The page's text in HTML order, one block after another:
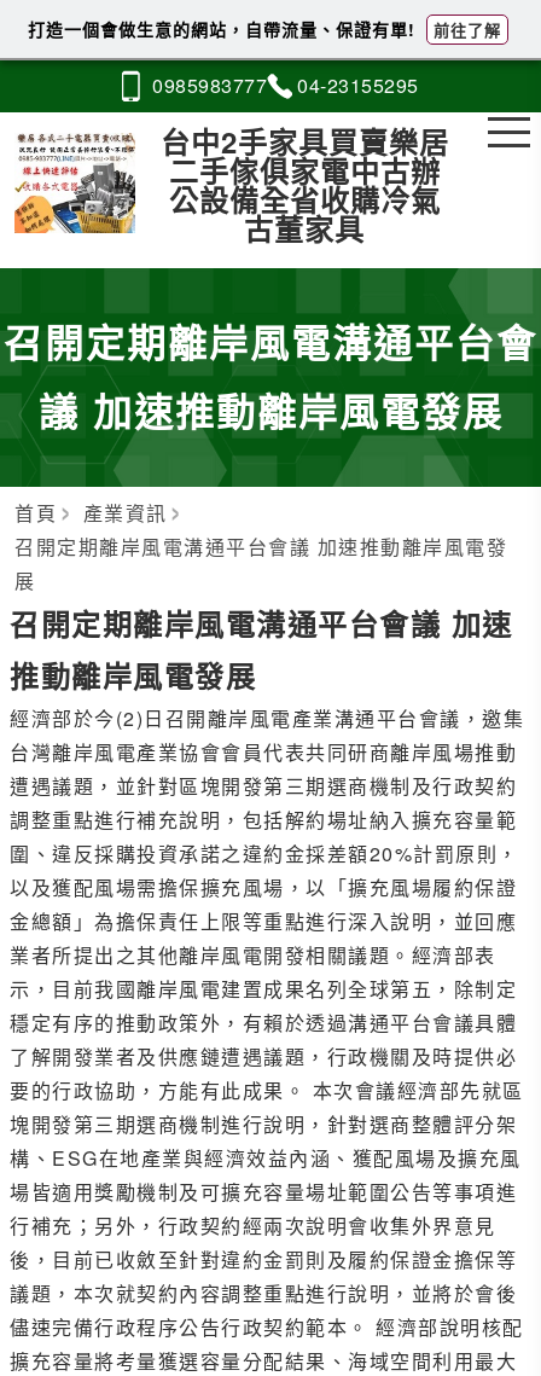
0985983777 04-23155295
台中2手家具買賣樂居
二手傢俱家電中古辦
公設備全省收購冷氣
古董家具
召開定期離岸風電溝通平台會
議 加速推動離岸風電發展
首頁
產業資訊
召開定期離岸風電溝通平台會議 加速推動離岸風電發
展
召開定期離岸風電溝通平台會議 加速
推動離岸風電發展
經濟部於今(2)日召開離岸風電產業溝通平台會議，邀集
台灣離岸風電產業協會會員代表共同研商離岸風場推動
遭遇議題，並針對區塊開發第三期選商機制及行政契約
調整重點進行補充說明，包括解約場址納入擴充容量範
圍、違反採購投資承諾之違約金採差額20%計罰原則，
以及獲配風場需擔保擴充風場，以「擴充風場履約保證
金總額」為擔保責任上限等重點進行深入說明，並回應
業者所提出之其他離岸風電開發相關議題。經濟部表
示，目前我國離岸風電建置成果名列全球第五，除制定
穩定有序的推動政策外，有賴於透過溝通平台會議具體
了解開發業者及供應鏈遭遇議題，行政機關及時提供必
要的行政協助，方能有此成果。 本次會議經濟部先就區
塊開發第三期選商機制進行說明，針對選商整體評分架
構、ESG在地產業與經濟效益內涵、獲配風場及擴充風
場皆適用獎勵機制及可擴充容量場址範圍公告等事項進
行補充；另外，行政契約經兩次說明會收集外界意見
後，目前已收斂至針對違約金罰則及履約保證金擔保等
議題，本次就契約內容調整重點進行說明，並將於會後
儘速完備行政程序公告行政契約範本。 經濟部說明核配
擴充容量將考量獲選容量分配結果、海域空間利用最大
打造一個會做生意的網站，自帶流量、保證有單! 前往了解